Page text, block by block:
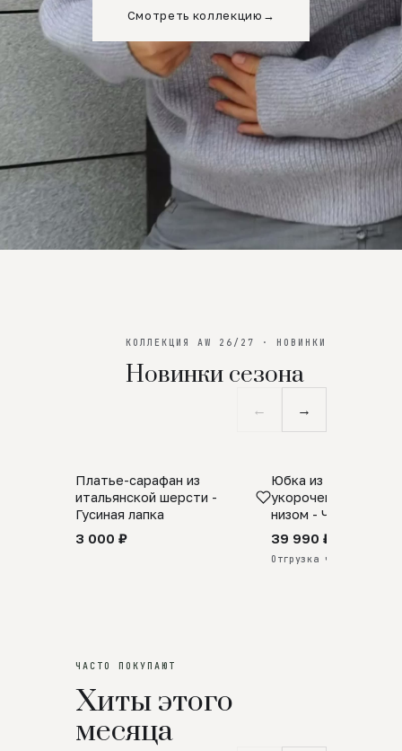
Смотреть коллекцию →
КОЛЛЕКЦИЯ AW 26/27 · НОВИНКИ
Новинки сезона
← →
SALE
Платье-сарафан из
итальянской шерсти -
Гусиная лапка
3 000 ₽
ПРЕДЗАКАЗ
Юбка из
укороченная с
низом - Черный
39 990 ₽
Отгрузка через 25 дней
ЧАСТО ПОКУПАЮТ
Хиты этого
месяца